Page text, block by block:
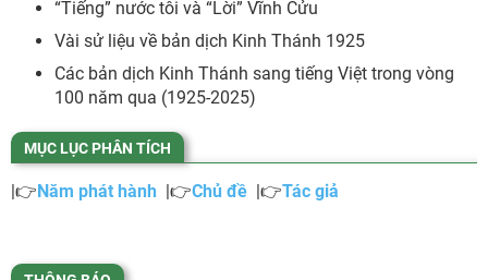
“Tiếng” nước tôi và “Lời” Vĩnh Cửu
Vài sử liệu về bản dịch Kinh Thánh 1925
Các bản dịch Kinh Thánh sang tiếng Việt trong vòng
100 năm qua (1925-2025)
MỤC LỤC PHÂN TÍCH
|👉Năm phát hành |👉Chủ đề |👉Tác giả